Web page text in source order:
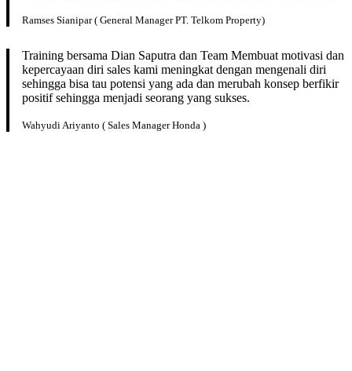
Ramses Sianipar ( General Manager PT. Telkom Property)
Training bersama Dian Saputra dan Team Membuat motivasi dan
kepercayaan diri sales kami meningkat dengan mengenali diri
sehingga bisa tau potensi yang ada dan merubah konsep berfikir
positif sehingga menjadi seorang yang sukses.
Wahyudi Ariyanto ( Sales Manager Honda )